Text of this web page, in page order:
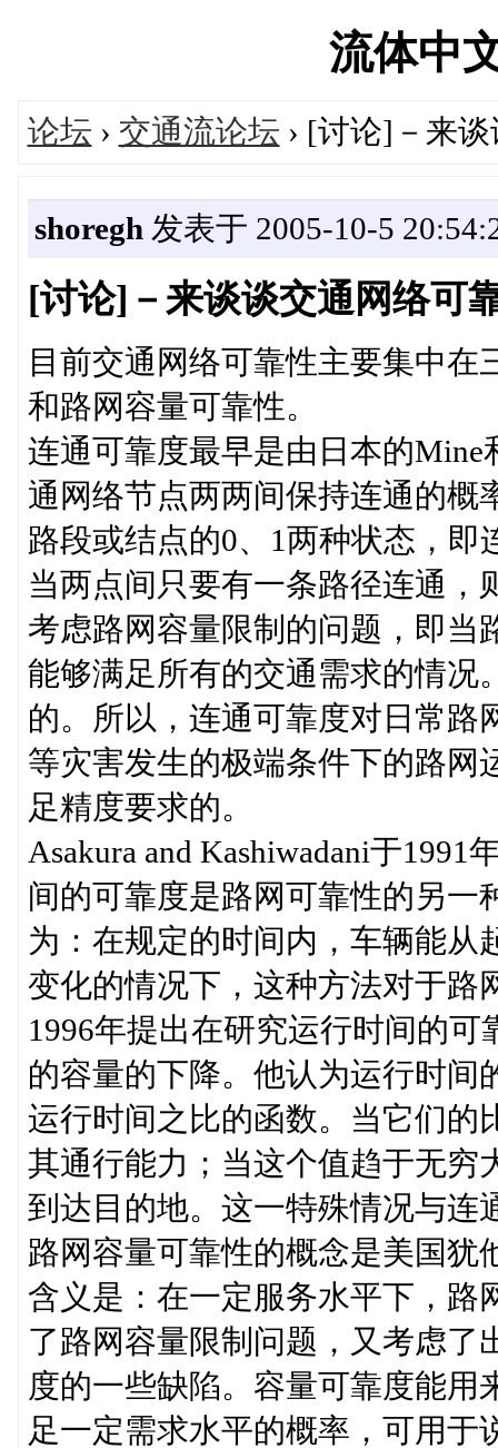
流体中
论坛 › 交通流论坛 › [讨论]－来
shoregh 发表于 2005-10-5
[讨论]－来谈谈交通网络可
目前交通网络可靠性主要集中
和路网容量可靠性。
连通可靠度最早是由日本的Mine
通网络节点两两间保持连通的概
路段或结点的0、1两种状态，
当两点间只要有一条路径连通，
考虑路网容量限制的问题，即当
能够满足所有的交通需求的情况
的。所以，连通可靠度对日常路
等灾害发生的极端条件下的路网
足精度要求的。
Asakura and Kashiwadani于
间的可靠度是路网可靠性的另一
为：在规定的时间内，车辆能从
变化的情况下，这种方法对于路
1996年提出在研究运行时间的
的容量的下降。他认为运行时间
运行时间之比的函数。当它们的
其通行能力；当这个值趋于无穷
到达目的地。这一特殊情况与连
路网容量可靠性的概念是美国犹
含义是：在一定服务水平下，路
了路网容量限制问题，又考虑了
度的一些缺陷。容量可靠度能用
足一定需求水平的概率，可用于